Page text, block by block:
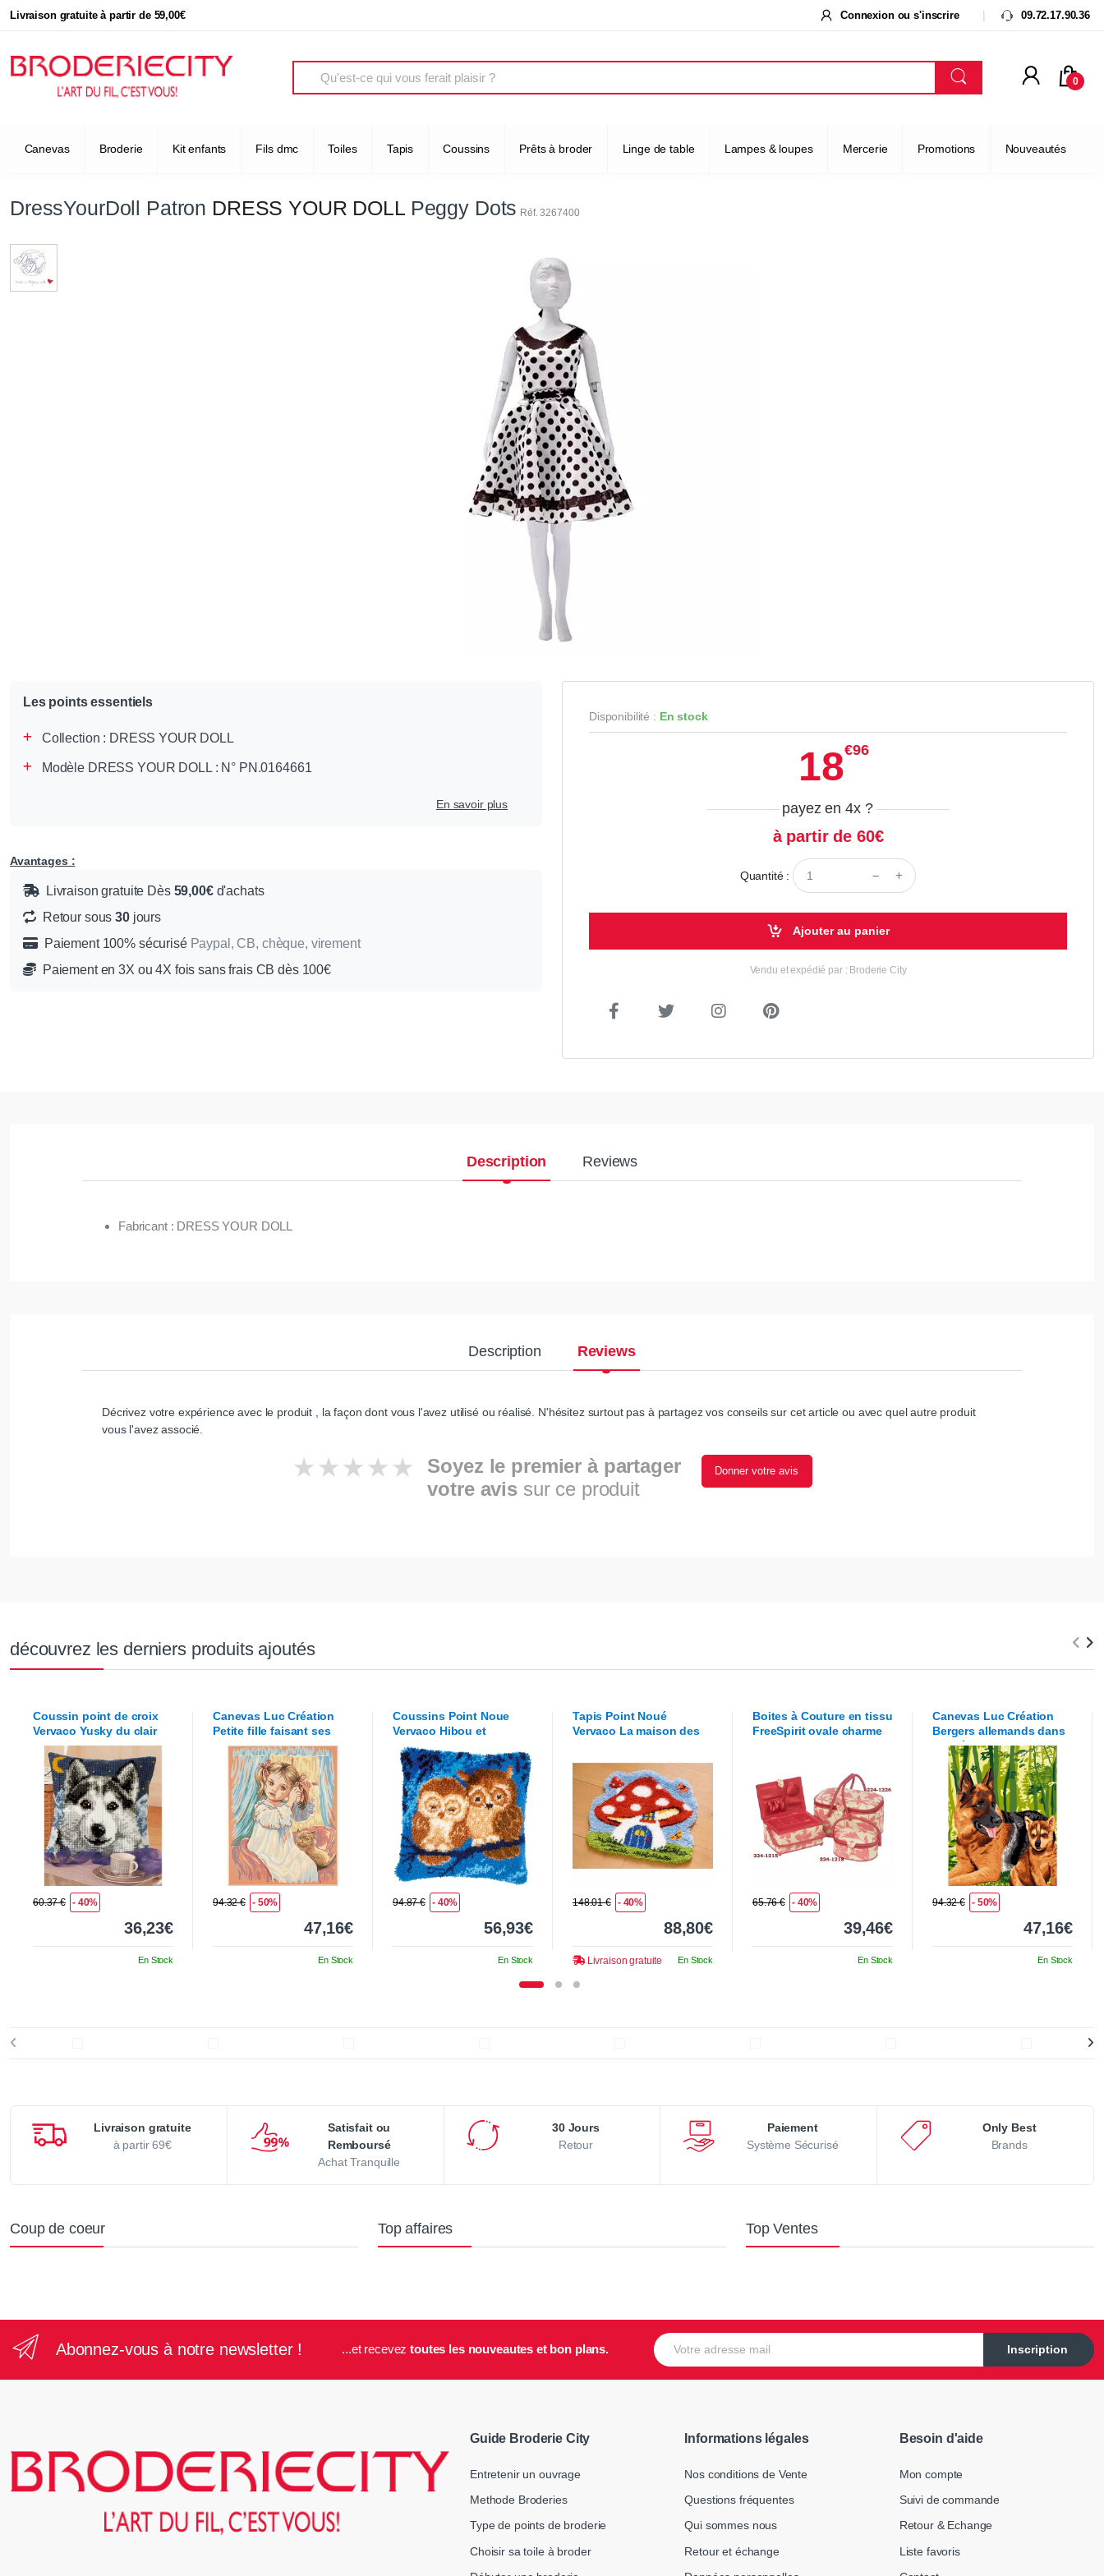
Livraison gratuite à partir de 59,00€ Connexion ou s'inscrire 09.72.17.90.36
0
Canevas Broderie Kit enfants Fils dmc Toiles Tapis Coussins Prêts à broder Linge de table Lampes & loupes Mercerie Promotions Nouveautés
DressYourDoll Patron DRESS YOUR DOLLPeggy Dots Réf. 3267400
Les points essentiels
Collection : DRESS YOUR DOLL
Modèle DRESS YOUR DOLL : N° PN.0164661
En savoir plus
Avantages :
Livraison gratuite Dès 59,00€d'achats
Retour sous30jours
Paiement 100% sécurisé Paypal, CB, chèque, virement
Paiement en 3X ou 4X fois sans frais CB dès 100€
Disponibilité : En stock
18€96
payez en 4x ?
à partir de 60€
Quantité :
Ajouter au panier
Vendu et expédié par : Broderie City
Description Reviews
Fabricant : DRESS YOUR DOLL
Description Reviews
Décrivez votre expérience avec le produit , la façon dont vous l'avez utilisé ou réalisé. N'hésitez surtout pas à partagez vos conseils sur cet article ou avec quel autre produit
vous l'avez associé.
Soyez le premier à partager
votre avis sur ce produit
Donner votre avis
découvrez les derniers produits ajoutés
Coussin point de croix
Vervaco Yusky du clair
de lune
60.37 € - 40%
36,23€
En Stock
Canevas Luc Création
Petite fille faisant ses
couettes
94.32 € - 50%
47,16€
En Stock
Coussins Point Noue
Vervaco Hibou et
chouette endormis
94.87 € - 40%
56,93€
En Stock
Tapis Point Noué
Vervaco La maison des
148.01 € - 40%
88,80€
Livraison gratuite En Stock
Boites à Couture en tissu
FreeSpiritovale charme
65.76 € - 40%
39,46€
En Stock
Canevas Luc Création
Bergers allemands dans
la forêt
94.32 € - 50%
47,16€
En Stock
Livraison gratuite
à partir 69€
Satisfait ou
Remboursé
Achat Tranquille
30 Jours
Retour
Paiement
Système Sécurisé
Only Best
Brands
Coup de coeur Top affaires Top Ventes
Abonnez-vous à notre newsletter ! ...et receveztoutes les nouveautes et bon plans.
E-mail
Inscription
Guide Broderie City
Entretenir un ouvrage
Methode Broderies
Type de points de broderie
Choisir sa toile à broder
Informations légales
Nos conditions de Vente
Questions fréquentes
Qui sommes nous
Retour et échange
Besoin d'aide
Mon compte
Suivi de commande
Retour & Echange
Liste favoris